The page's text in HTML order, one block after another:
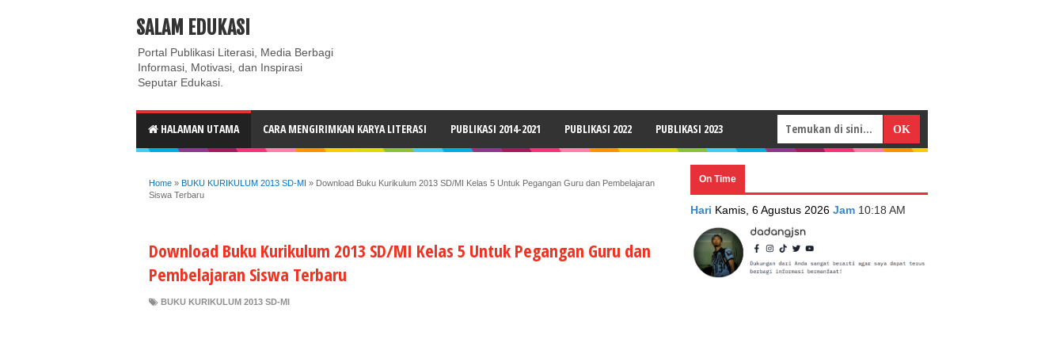
ABOUT CONTACT US
SALAM EDUKASI
Portal Publikasi Literasi, Media Berbagi
Informasi, Motivasi, dan Inspirasi
Seputar Edukasi.
HALAMAN UTAMA CARA MENGIRIMKAN KARYA LITERASI PUBLIKASI 2014-2021 PUBLIKASI 2022 PUBLIKASI 2023
Home » BUKU KURIKULUM 2013 SD-MI » Download Buku Kurikulum 2013 SD/MI Kelas 5 Untuk Pegangan Guru dan Pembelajaran
Siswa Terbaru
Download Buku Kurikulum 2013 SD/MI Kelas 5 Untuk Pegangan Guru dan
Pembelajaran Siswa Terbaru
BUKU KURIKULUM 2013 SD-MI
On Time
Hari Kamis, 6 Agustus 2026 Jam 10:18 AM